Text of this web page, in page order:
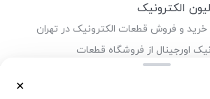
✕
الکترونیک
خرید و فروش قطعات الکترونیک در تهران
اورجینال از فروشگاه قطعات